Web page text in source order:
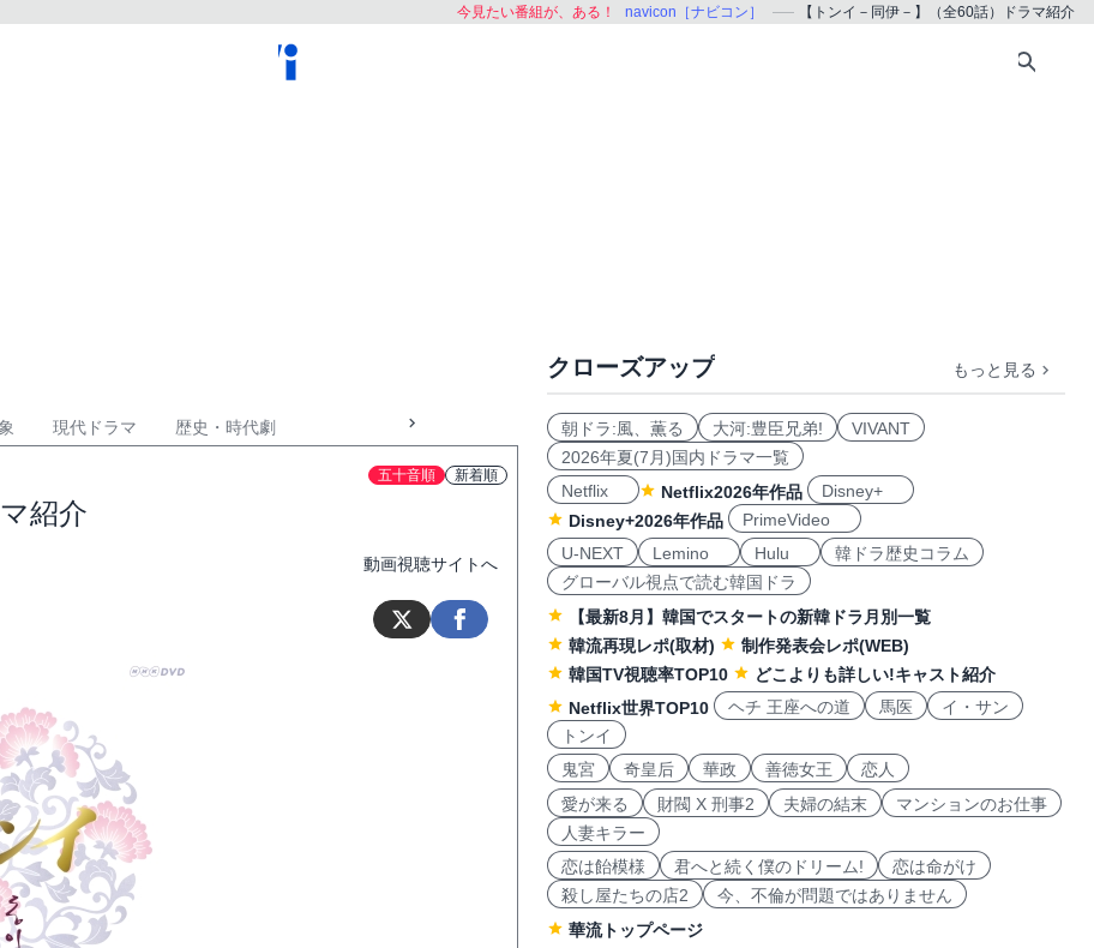
今見たい番組が、ある！ navicon［ナビコン］ 【トンイ－同伊－】（全60話）ドラマ紹介
現代ドラマ 歴史・時代劇
五十音順 新着順
紹介
動画視聴サイトへ
クローズアップ もっと見る
朝ドラ:風、薫る 大河:豊臣兄弟!
VIVANT
2026年夏(7月)国内ドラマ一覧
Netflix
Netflix2026年作品
Disney+
Disney+2026年作品
PrimeVideo
U-NEXT
Lemino Hulu
韓ドラ歴史コラム
グローバル視点で読む韓国ドラ
【最新8月】韓国でスタートの新韓ドラ月別一覧
韓流再現レポ(取材)
制作発表会レポ(WEB)
韓国TV視聴率TOP10
どこよりも詳しい!キャスト紹介
Netflix世界TOP10
ヘチ 王座への道 馬医
イ・サン
トンイ
鬼宮
奇皇后 華政 善徳女王
恋人
愛が来る
財閥 X 刑事2 夫婦の結末
マンションのお仕事
人妻キラー
恋は飴模様
君へと続く僕のドリーム!
恋は命がけ
殺し屋たちの店2
今、不倫が問題ではありません
華流トップページ